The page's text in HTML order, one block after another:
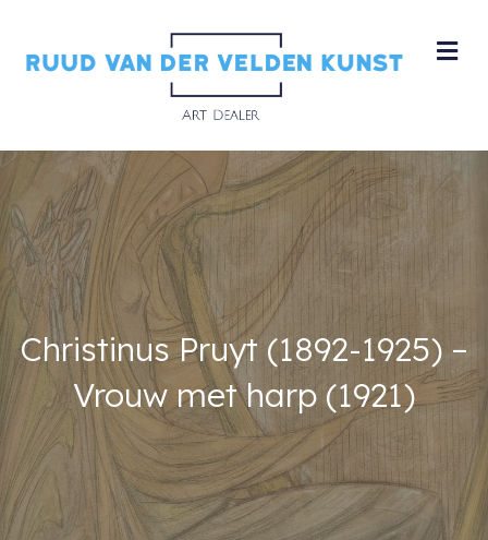
Christinus Pruyt (1892-1925) –
Vrouw met harp (1921)